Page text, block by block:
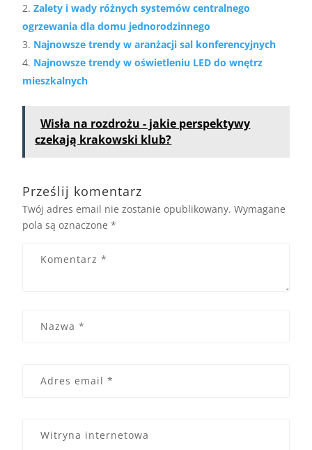
Zalety i wady różnych systemów centralnego
ogrzewania dla domu jednorodzinnego
Najnowsze trendy w aranżacji sal konferencyjnych
Najnowsze trendy w oświetleniu LED do wnętrz
mieszkalnych
Wisła na rozdrożu - jakie perspektywy
czekają krakowski klub?
Prześlij komentarz
Twój adres email nie zostanie opublikowany. Wymagane
pola są oznaczone*